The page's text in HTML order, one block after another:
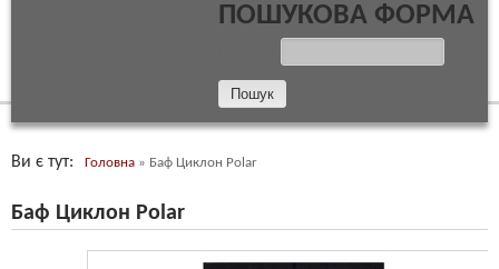
ПОШУКОВА ФОРМА
Ви є тут Головна » Баф Циклон Polar
Баф Циклон Polar